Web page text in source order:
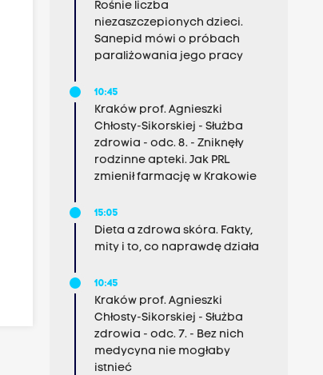
Rośnie liczba
niezaszczepionych dzieci.
Sanepid mówi o próbach
paraliżowania jego pracy
10:45
Kraków prof. Agnieszki
Chłosty-Sikorskiej - Służba
zdrowia - odc. 8. - Zniknęły
rodzinne apteki. Jak PRL
zmienił farmację w Krakowie
15:05
Dieta a zdrowa skóra. Fakty,
mity i to, co naprawdę działa
10:45
Kraków prof. Agnieszki
Chłosty-Sikorskiej - Służba
zdrowia - odc. 7. - Bez nich
medycyna nie mogłaby
istnieć